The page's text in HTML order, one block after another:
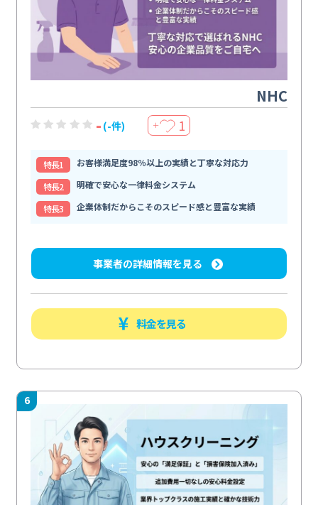
NHC
- (-件) ＋ 1
特⻑1
お客様満足度98％以上の実績と丁寧な対応力
特⻑2
明確で安心な一律料金システム
特⻑3
企業体制だからこそのスピード感と豊富な実績
事業者の詳細情報を見る
料金を見る
6